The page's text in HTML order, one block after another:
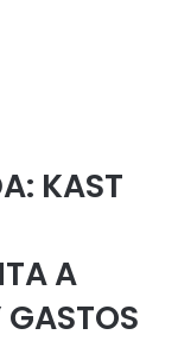
KAST
A
GASTOS